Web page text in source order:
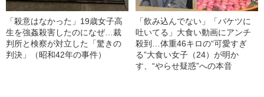
「殺意はなかった」19歳女子高
生を強姦殺害したのになぜ…裁
判所と検察が対立した「驚きの
判決」（昭和42年の事件）
「飲み込んでない」「バケツに
吐いてる」大食い動画にアンチ
殺到…体重46キロの“可愛すぎ
る”大食い女子（24）が明か
す、“やらせ疑惑”への本音